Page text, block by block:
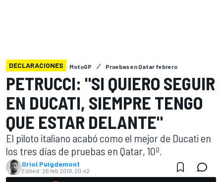
DECLARACIONES MotoGP Pruebas en Qatar febrero
PETRUCCI: "SI QUIERO SEGUIR
EN DUCATI, SIEMPRE TENGO
QUE ESTAR DELANTE"
El piloto italiano acabó como el mejor de Ducati en
los tres días de pruebas en Qatar, 10º.
Oriol Puigdemont
Edited: 26 feb 2019, 20:42